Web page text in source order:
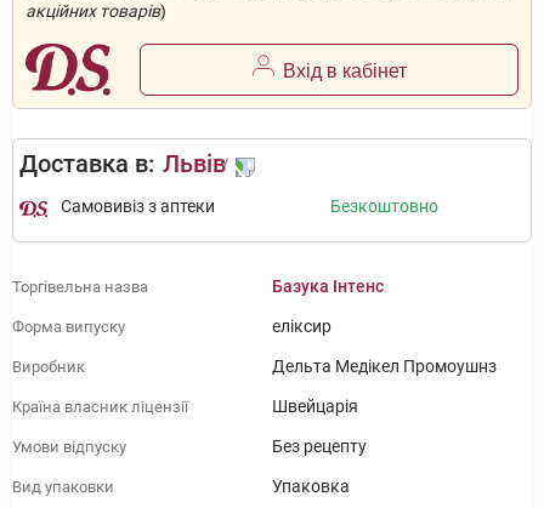
акційних товарів)
Вхід в кабінет
Доставка в: Львів
Самовивіз з аптеки Безкоштовно
Торгівельна назва Базука Інтенс
Форма випуску еліксир
Виробник Дельта Медікел Промоушнз
Країна власник ліцензії Швейцарія
Умови відпуску Без рецепту
Вид упаковки Упаковка